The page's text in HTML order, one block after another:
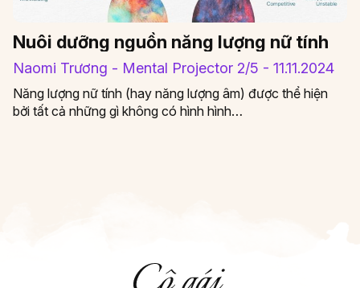
Nuôi dưỡng nguồn năng lượng nữ tính
Naomi Trương - Mental Projector 2/5 - 11.11.2024
Năng lượng nữ tính (hay năng lượng âm) được thể hiện
bởi tất cả những gì không có hình hình…